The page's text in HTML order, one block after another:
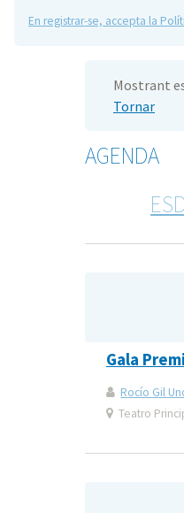
En registrar-se, accepta la
Mostrant
Tornar
AGENDA
Gala
Rocío Gil
Teatro